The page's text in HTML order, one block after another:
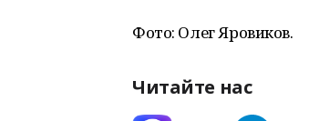
Фото: Олег Яровиков.
Читайте нас